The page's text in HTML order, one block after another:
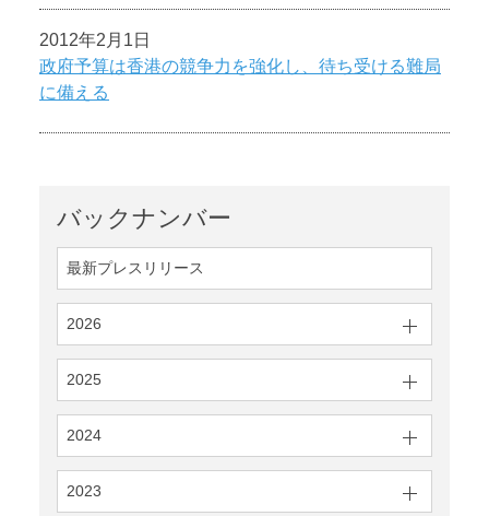
バックナンバー
最新プレスリリース
2026
2025
2024
2023
2012年2月1日
政府予算は香港の競争力を強化し、待ち受ける難局
に備える